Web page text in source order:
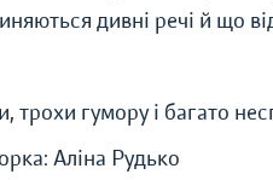
дивні речі й що
трохи гумору і багато
Аліна Рудько